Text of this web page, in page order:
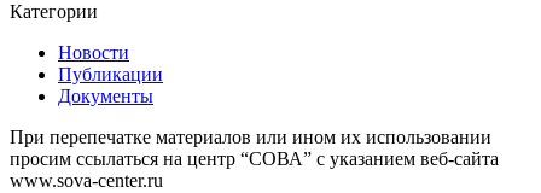
Категории
Новости
Публикации
Документы
При перепечатке материалов или ином их использовании
просим ссылаться на центр “СОВА” с указанием веб-сайта
www.sova-center.ru